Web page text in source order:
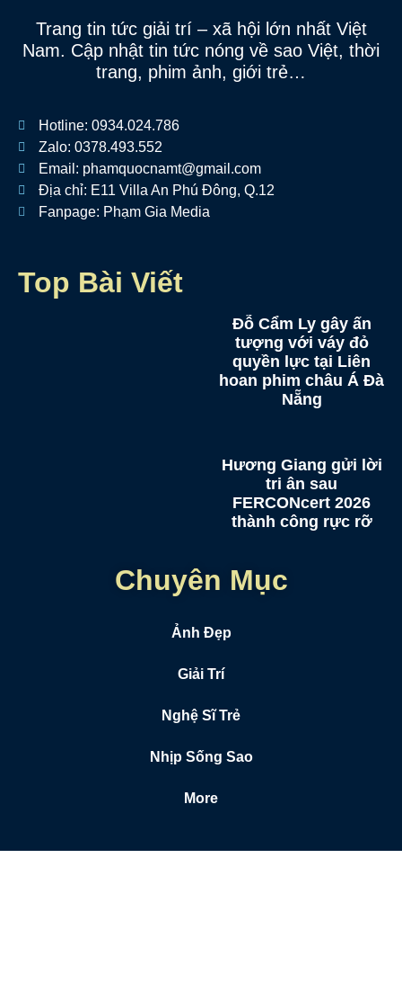
Trang tin tức giải trí – xã hội lớn nhất Việt
Nam. Cập nhật tin tức nóng về sao Việt, thời
trang, phim ảnh, giới trẻ…
Hotline: 0934.024.786
Zalo: 0378.493.552
Email: phamquocnamt@gmail.com
Địa chỉ: E11 Villa An Phú Đông, Q.12
Fanpage: Phạm Gia Media
Top Bài Viết
Đỗ Cẩm Ly gây ấn
tượng với váy đỏ
quyền lực tại Liên
hoan phim châu Á Đà
Nẵng
Hương Giang gửi lời
tri ân sau
FERCONcert 2026
thành công rực rỡ
Chuyên Mục
Ảnh Đẹp
Giải Trí
Nghệ Sĩ Trẻ
Nhịp Sống Sao
More